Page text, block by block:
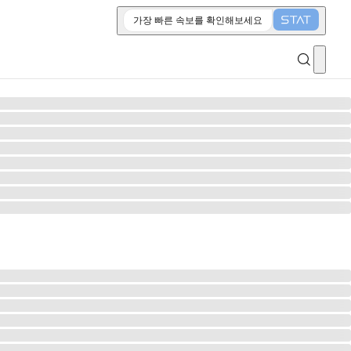
가장 빠른 속보를 확인해보세요